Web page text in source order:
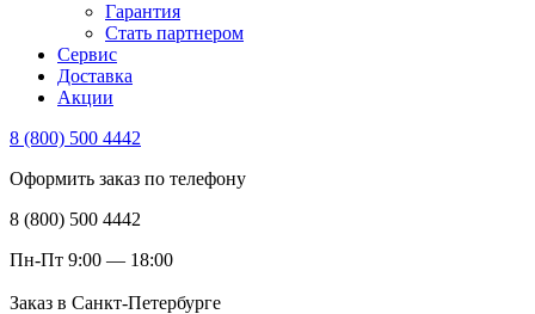
Гарантия
Стать партнером
Сервис
Доставка
Акции
8 (800) 500 4442
Оформить заказ по телефону
8 (800) 500 4442
Пн-Пт 9:00 — 18:00
Заказ в Санкт-Петербурге